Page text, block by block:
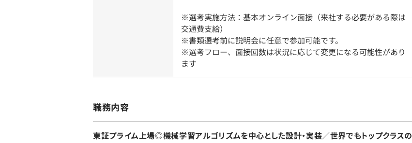
※選考実施方法：基本オンライン面接（来社する必要がある際は
交通費支給）
※書類選考前に説明会に任意で参加可能です。
※選考フロー、面接回数は状況に応じて変更になる可能性があり
ます
職務内容
東証プライム上場◎機械学習アルゴリズムを中心とした設計・実装／世界でもトップクラスの